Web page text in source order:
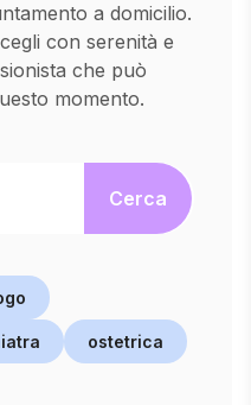
a domicilio.
con serenità e
che può
momento.
Cerca
ostetrica